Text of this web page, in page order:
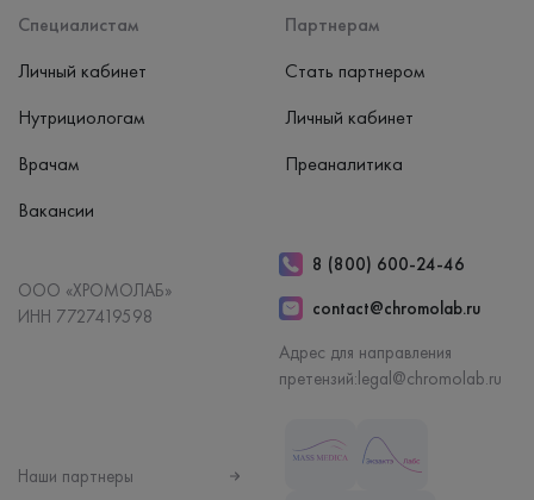
Специалистам
Личный кабинет
Нутрициологам
Врачам
Вакансии
Партнерам
Стать партнером
Личный кабинет
Преаналитика
ООО «ХРОМОЛАБ»
ИНН 7727419598
8 (800) 600-24-46
contact@chromolab.ru
Адрес для направления
претензий:legal@chromolab.ru
Наши партнеры